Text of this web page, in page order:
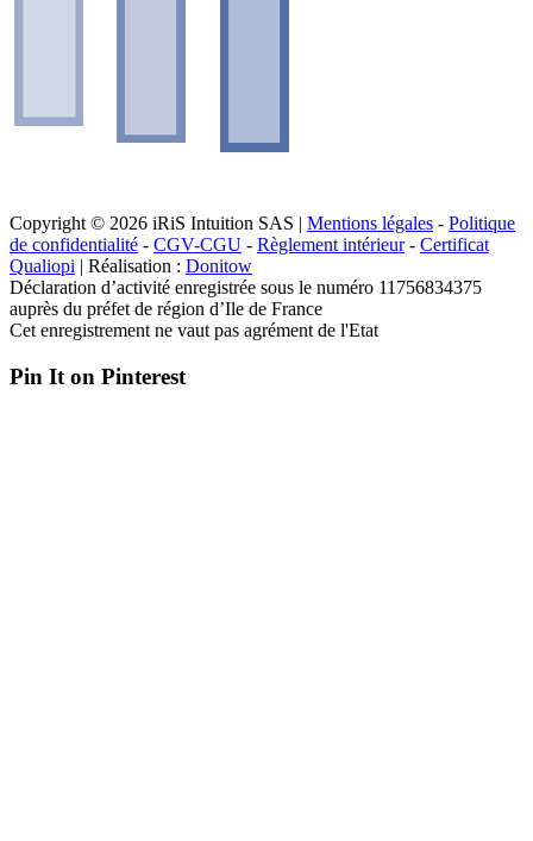
Copyright © 2026 iRiS Intuition SAS | Mentions légales - Politique
de confidentialité - CGV-CGU - Règlement intérieur- Certificat
Qualiopi | Réalisation : Donitow
Déclaration d’activité enregistrée sous le numéro 11756834375
auprès du préfet de région d’Ile de France
Cet enregistrement ne vaut pas agrément de l'Etat
Pin It on Pinterest